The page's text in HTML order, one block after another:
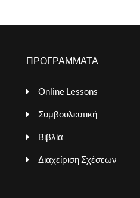
ΠΡΟΓΡΑΜΜΑΤΑ
Online Lessons
Συμβουλευτική
Βιβλία
Διαχείριση Σχέσεων